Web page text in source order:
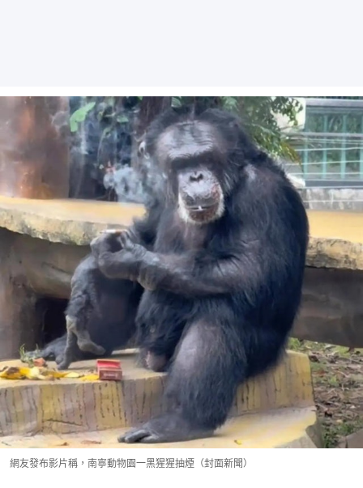
網友發布影片稱，南寧動物園一黑猩猩抽煙（封面新聞）